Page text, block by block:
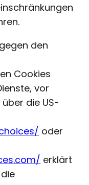
den
Cookies
vor
die US-
oder
erklärt